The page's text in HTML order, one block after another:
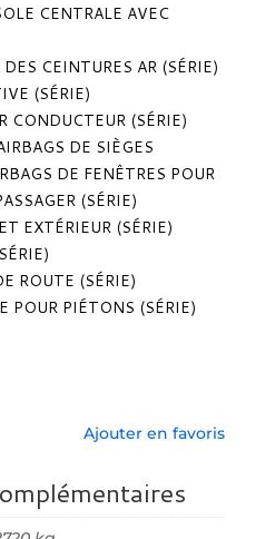
CENTRALE AVEC
CEINTURES AR (SÉRIE)
(SÉRIE)
CONDUCTEUR (SÉRIE)
DE SIÈGES
DE FENÊTRES POUR
(SÉRIE)
EXTÉRIEUR (SÉRIE)
ROUTE (SÉRIE)
POUR PIÉTONS (SÉRIE)
Ajouter en favoris